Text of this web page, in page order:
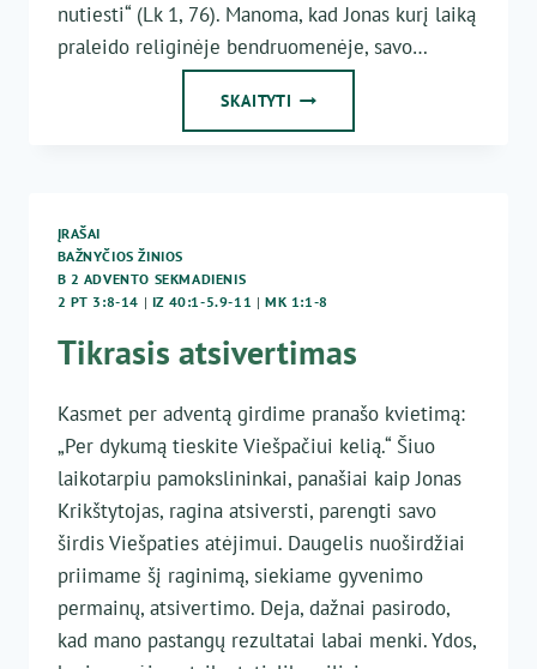
nutiesti“ (Lk 1, 76). Manoma, kad Jonas kurį laiką
praleido religinėje bendruomenėje, savo…
SKAITYTI TYRŲ
ĮRAŠAI
BAŽNYČIOS ŽINIOS
B 2 ADVENTO SEKMADIENIS
2 PT 3:8-14 | IZ 40:1-5.9-11 | MK 1:1-8
Tikrasis atsivertimas
Kasmet per adventą girdime pranašo kvietimą:
„Per dykumą tieskite Viešpačiui kelią.“ Šiuo
laikotarpiu pamokslininkai, panašiai kaip Jonas
Krikštytojas, ragina atsiversti, parengti savo
širdis Viešpaties atėjimui. Daugelis nuoširdžiai
priimame šį raginimą, siekiame gyvenimo
permainų, atsivertimo. Deja, dažnai pasirodo,
kad mano pastangų rezultatai labai menki. Ydos,